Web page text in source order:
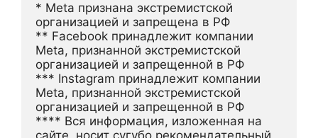
* Meta признана экстремистской
организацией и запрещена в РФ
** Facebook принадлежит компании
Meta, признанной экстремистской
организацией и запрещенной в РФ
*** Instagram принадлежит компании
Meta, признанной экстремистской
организацией и запрещенной в РФ
**** Вся информация, изложенная на
сайте, носит сугубо рекомендательный